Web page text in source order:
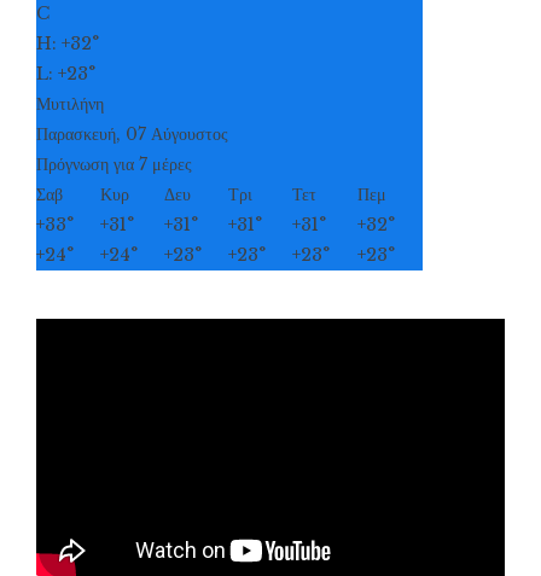
C
H: +32°
L: +23°
Μυτιλήνη
Παρασκευή, 07 Αύγουστος
Πρόγνωση για 7 μέρες
Σαβ
Κυρ Δευ Τρι Τετ
Πεμ
+33° +31° +31° +31° +31° +32°
+24° +24° +23° +23° +23° +23°